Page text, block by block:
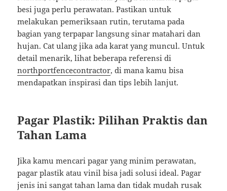
besi juga perlu perawatan. Pastikan untuk
melakukan pemeriksaan rutin, terutama pada
bagian yang terpapar langsung sinar matahari dan
hujan. Cat ulang jika ada karat yang muncul. Untuk
detail menarik, lihat beberapa referensi di
northportfencecontractor, di mana kamu bisa
mendapatkan inspirasi dan tips lebih lanjut.
Pagar Plastik: Pilihan Praktis dan
Tahan Lama
Jika kamu mencari pagar yang minim perawatan,
pagar plastik atau vinil bisa jadi solusi ideal. Pagar
jenis ini sangat tahan lama dan tidak mudah rusak